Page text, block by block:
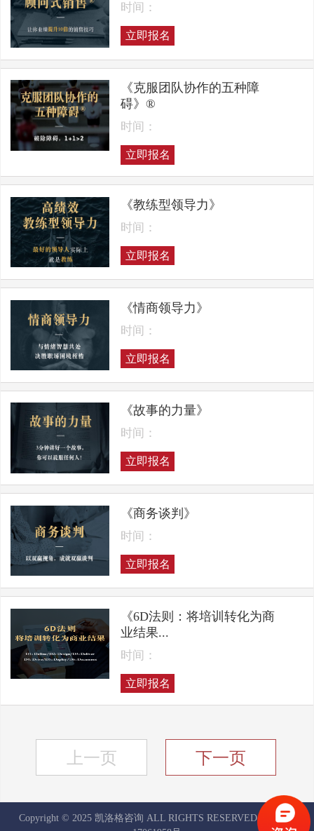
时间：
立即报名
《克服团队协作的五种障
碍》®
时间：
立即报名
《教练型领导力》
时间：
立即报名
《情商领导力》
时间：
立即报名
《故事的力量》
时间：
立即报名
《商务谈判》
时间：
立即报名
《6D法则：将培训转化为商
业结果...
时间：
立即报名
上一页 下一页
Copyright © 2025 凯洛格咨询 ALL RIGHTS RESERVED
京ICP备